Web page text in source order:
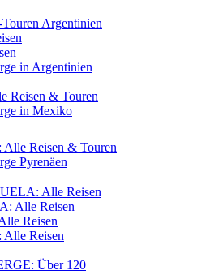
Argentinien
in Argentinien
Reisen & Touren
in Mexiko
Reisen & Touren
Pyrenäen
Alle Reisen
Alle Reisen
Reisen
Reisen
Über 120